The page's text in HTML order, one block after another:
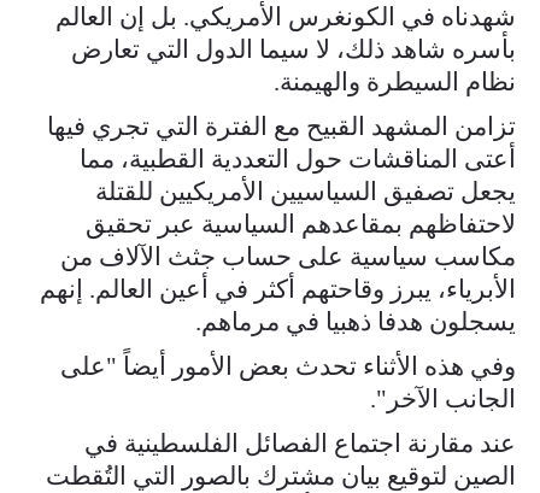
شهدناه في الكونغرس الأمريكي. بل إن العالم
بأسره شاهد ذلك، لا سيما الدول التي تعارض
نظام السيطرة والهيمنة.
تزامن المشهد القبيح مع الفترة التي تجري فيها
أعتى المناقشات حول التعددية القطبية، مما
يجعل تصفيق السياسيين الأمريكيين للقتلة
لاحتفاظهم بمقاعدهم السياسية عبر تحقيق
مكاسب سياسية على حساب جثث الآلاف من
الأبرياء، يبرز وقاحتهم أكثر في أعين العالم. إنهم
يسجلون هدفا ذهبيا في مرماهم.
وفي هذه الأثناء تحدث بعض الأمور أيضاً "على
الجانب الآخر".
عند مقارنة اجتماع الفصائل الفلسطينية في
الصين لتوقيع بيان مشترك بالصور التي التُقطت